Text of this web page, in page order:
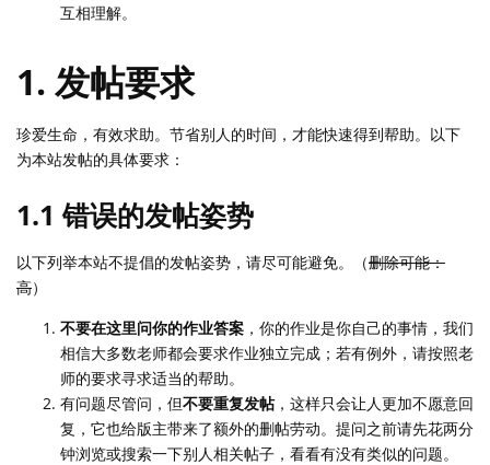
互相理解。
1. 发帖要求
珍爱生命，有效求助。节省别人的时间，才能快速得到帮助。以下
为本站发帖的具体要求：
1.1 错误的发帖姿势
以下列举本站不提倡的发帖姿势，请尽可能避免。（删除可能：
高）
不要在这里问你的作业答案 ，你的作业是你自己的事情，我们
相信大多数老师都会要求作业独立完成；若有例外，请按照老
师的要求寻求适当的帮助。
有问题尽管问，但不要重复发帖，这样只会让人更加不愿意回
复，它也给版主带来了额外的删帖劳动。提问之前请先花两分
钟浏览或搜索一下别人相关帖子，看看有没有类似的问题。